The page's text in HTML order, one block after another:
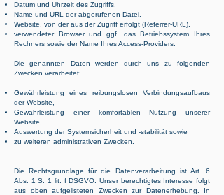
Datum und Uhrzeit des Zugriffs,
Name und URL der abgerufenen Datei,
Website, von der aus der Zugriff erfolgt (Referrer-URL),
verwendeter Browser und ggf. das Betriebssystem Ihres
Rechners sowie der Name Ihres Access-Providers.
Die genannten Daten werden durch uns zu folgenden
Zwecken verarbeitet:
Gewährleistung eines reibungslosen Verbindungsaufbaus
der Website,
Gewährleistung einer komfortablen Nutzung unserer
Website,
Auswertung der Systemsicherheit und -stabilität sowie
zu weiteren administrativen Zwecken.
Die Rechtsgrundlage für die Datenverarbeitung ist Art. 6
Abs. 1 S. 1 lit. f DSGVO. Unser berechtigtes Interesse folgt
aus oben aufgelisteten Zwecken zur Datenerhebung. In